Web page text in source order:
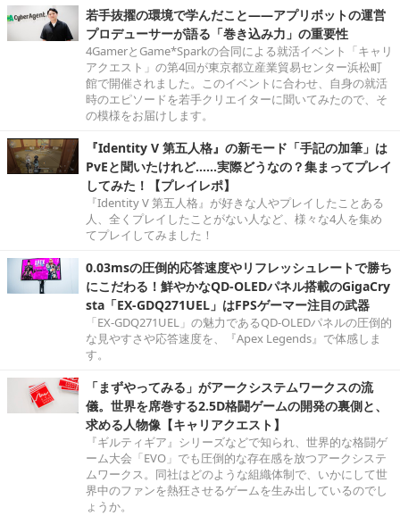
若手抜擢の環境で学んだこと――アプリボットの運営
プロデューサーが語る「巻き込み力」の重要性
4GamerとGame*Sparkの合同による就活イベント「キャリ
アクエスト」の第4回が東京都立産業貿易センター浜松町
館で開催されました。このイベントに合わせ、自身の就活
時のエピソードを若手クリエイターに聞いてみたので、そ
の模様をお届けします。
『Identity V 第五人格』の新モード「手記の加筆」は
PvEと聞いたけれど……実際どうなの？集まってプレイ
してみた！【プレイレポ】
『Identity V 第五人格』が好きな人やプレイしたことある
人、全くプレイしたことがない人など、様々な4人を集め
てプレイしてみました！
0.03msの圧倒的応答速度やリフレッシュレートで勝ち
にこだわる！鮮やかなQD-OLEDパネル搭載のGigaCry
sta「EX-GDQ271UEL」はFPSゲーマー注目の武器
「EX-GDQ271UEL」の魅力であるQD-OLEDパネルの圧倒的
な見やすさや応答速度を、『Apex Legends』で体感しま
す。
「まずやってみる」がアークシステムワークスの流
儀。世界を席巻する2.5D格闘ゲームの開発の裏側と、
求める人物像【キャリアクエスト】
『ギルティギア』シリーズなどで知られ、世界的な格闘ゲ
ーム大会「EVO」でも圧倒的な存在感を放つアークシステ
ムワークス。同社はどのような組織体制で、いかにして世
界中のファンを熱狂させるゲームを生み出しているのでし
ょうか。